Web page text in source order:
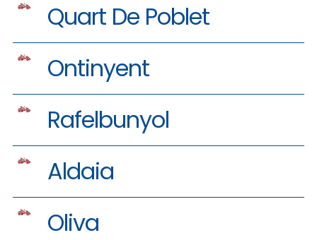
Quart De Poblet
Ontinyent
Rafelbunyol
Aldaia
Oliva